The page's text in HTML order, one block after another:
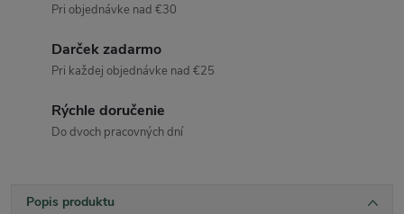
Pri objednávke nad €30
Darček zadarmo
Pri každej objednávke nad €25
Rýchle doručenie
Do dvoch pracovných dní
Popis produktu